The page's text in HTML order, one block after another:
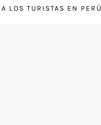
LOS TURISTAS EN PERÚ